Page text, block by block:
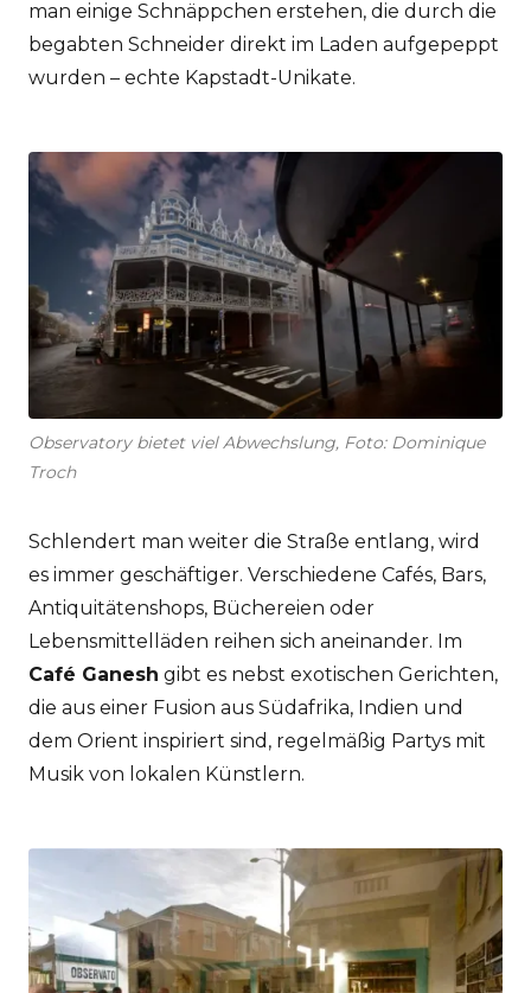
man einige Schnäppchen erstehen, die durch die
begabten Schneider direkt im Laden aufgepeppt
wurden – echte Kapstadt-Unikate.
Observatory bietet viel Abwechslung, Foto: Dominique
Troch
Schlendert man weiter die Straße entlang, wird
es immer geschäftiger. Verschiedene Cafés, Bars,
Antiquitätenshops, Büchereien oder
Lebensmittelläden reihen sich aneinander. Im
Café Ganesh gibt es nebst exotischen Gerichten,
die aus einer Fusion aus Südafrika, Indien und
dem Orient inspiriert sind, regelmäßig Partys mit
Musik von lokalen Künstlern.